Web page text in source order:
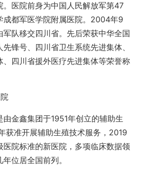
。医院前身为中国人民解放军第47
成都军医学院附属医院。2004年9
军队移交四川省。先后荣获中华全国
锋号、四川省卫生系统先进集体、
、四川省援外医疗先进集体等荣誉称
由金鑫集团于1951年创立的辅助生
获准开展辅助生殖技术服务，2019
医院标准的新医院，多项临床数据领
位居全国前列。